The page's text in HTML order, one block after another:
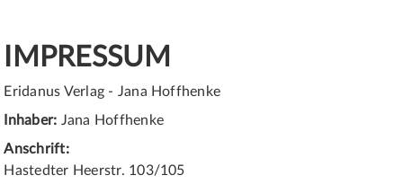
IMPRESSUM
Eridanus Verlag - Jana Hoffhenke
Inhaber: Jana Hoffhenke
Anschrift:
Hastedter Heerstr. 103/105